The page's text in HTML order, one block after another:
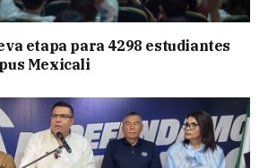
etapa para 4298 estudiantes
Mexicali